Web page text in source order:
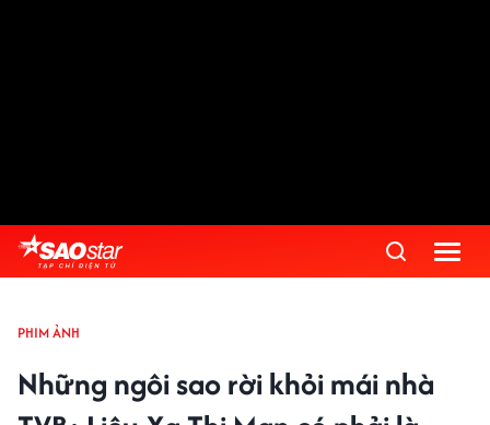
PHIM ẢNH
Những ngôi sao rời khỏi mái nhà